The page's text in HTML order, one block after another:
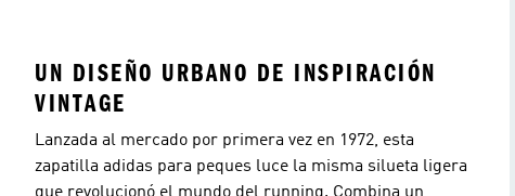
UN DISEÑO URBANO DE INSPIRACIÓN
VINTAGE
Lanzada al mercado por primera vez en 1972, esta
zapatilla adidas para peques luce la misma silueta ligera
que revolucionó el mundo del running. Combina un